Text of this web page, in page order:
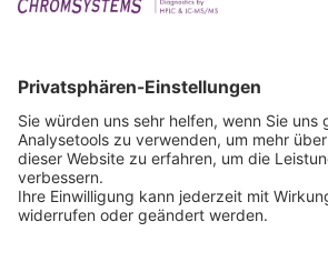
IFU anfordern
Zertifizierungen